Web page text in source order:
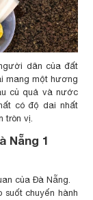
dân của đất
mang một hương
củ quả và nước
có độ dai nhất
tròn vị.
Nẵng 1
của Đà Nẵng.
chuyến hành